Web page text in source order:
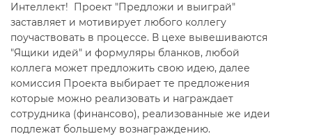
Интеллект! Проект "Предложи и выиграй"
заставляет и мотивирует любого коллегу
поучаствовать в процессе. В цехе вывешиваются
"Ящики идей" и формуляры бланков, любой
коллега может предложить свою идею, далее
комиссия Проекта выбирает те предложения
которые можно реализовать и награждает
сотрудника (финансово), реализованные же идеи
подлежат большему вознаграждению.